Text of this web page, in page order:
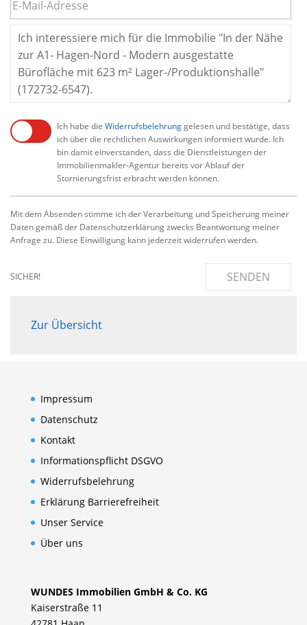
Ich habe die Widerrufsbelehrunggelesen und bestätige, dass
ich über die rechtlichen Auswirkungen informiert wurde. Ich
bin damit einverstanden, dass die Dienstleistungen der
Immobilienmakler-Agentur bereits vor Ablauf der
Stornierungsfrist erbracht werden können.
Mit dem Absenden stimme ich der Verarbeitung und Speicherung meiner
Daten gemäß der Datenschutzerklärung zwecks Beantwortung meiner
Anfrage zu. Diese Einwilligung kann jederzeit widerrufen werden.
SICHER! SENDEN
Zur Übersicht
Impressum
Datenschutz
Kontakt
Informationspflicht DSGVO
Widerrufsbelehrung
Erklärung Barrierefreiheit
Unser Service
Über uns
WUNDES Immobilien GmbH & Co. KG
Kaiserstraße 11